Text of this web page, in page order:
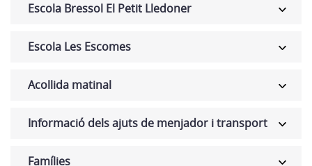
Escola Bressol El Petit Lledoner
Escola Les Escomes
Acollida matinal
Informació dels ajuts de menjador i transport
Famílies